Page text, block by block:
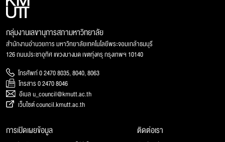
กลุ่มงานเลขานุการสภามหาวิทยาลัย
สำนักงานอำนวยการ มหาวิทยาลัยเทคโนโลยีพระจอมเกล้าธนบุรี
126 ถนนประชาอุทิศ แขวงบางมด เขตทุ่งครุ กรุงเทพฯ 10140
โทรศัพท์ 0 2470 8035, 8040, 8063
โทรสาร 0 2470 8046
อีเมล u_council@kmutt.ac.th
เว็บไซต์ council.kmutt.ac.th
การเปิดเผยข้อมูล ติดต่อเรา